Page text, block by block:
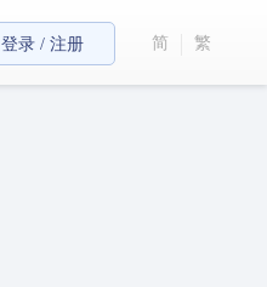
登录 / 注册 简 繁